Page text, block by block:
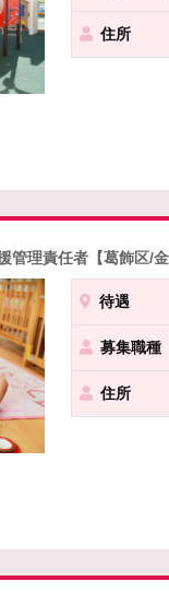
住所
管理責任者【葛飾区/
待遇
募集職種
住所